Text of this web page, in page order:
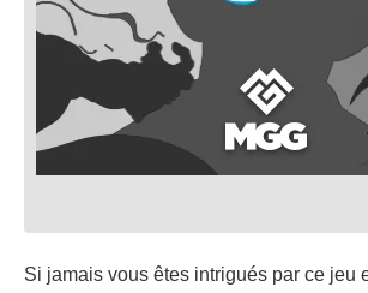
Si jamais vous êtes intrigués par ce jeu